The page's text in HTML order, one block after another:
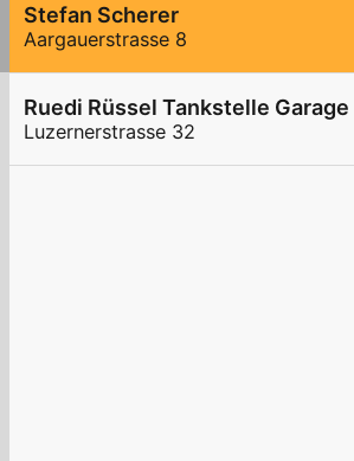
Stefan Scherer
Aargauerstrasse 8
Luzernerstrasse 32